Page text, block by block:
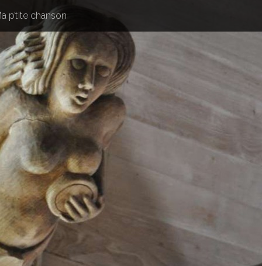
p’tite chanson